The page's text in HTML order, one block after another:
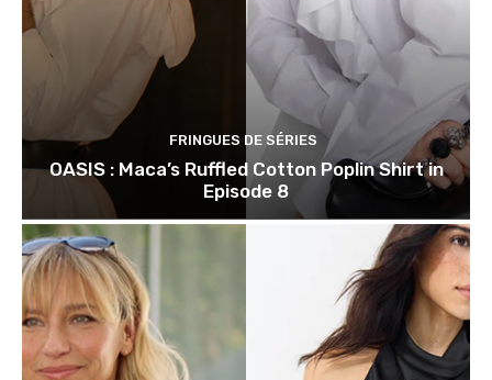
FRINGUES DE SÉRIES
OASIS : Maca’s Ruffled Cotton Poplin Shirt in
Episode 8